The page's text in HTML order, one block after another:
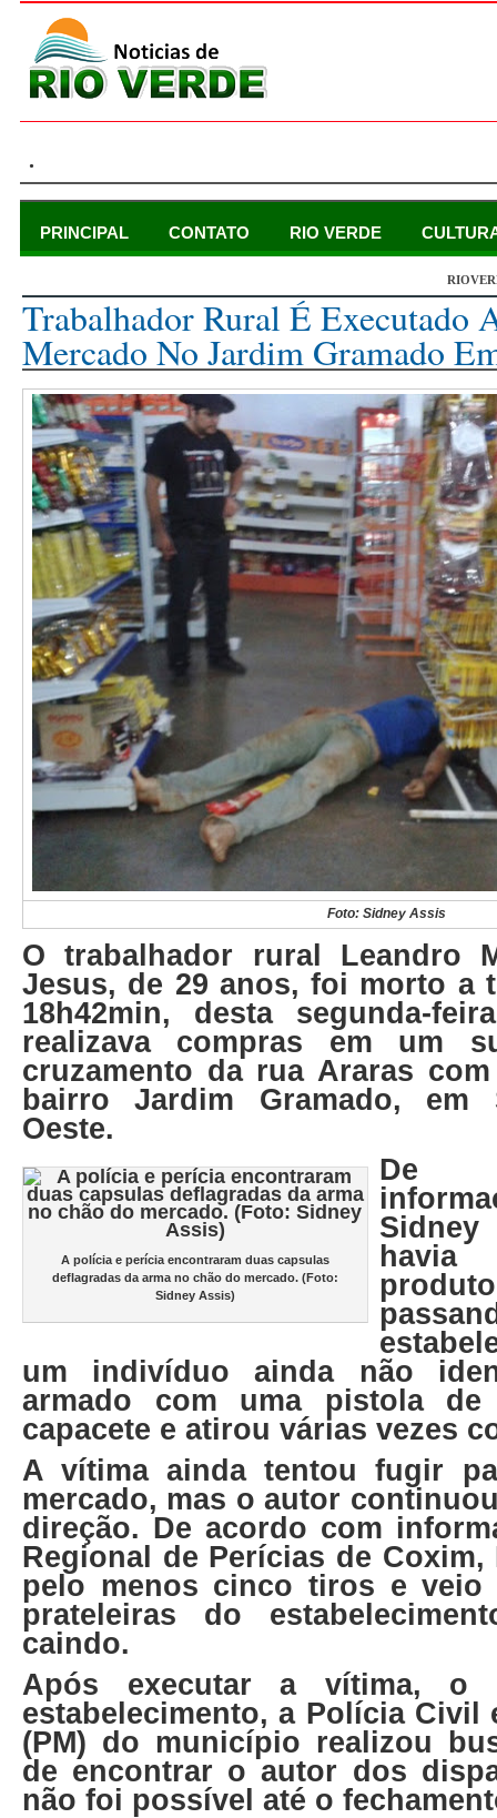
.
PRINCIPAL CONTATO RIO VERDE
Trabalhador Rural É Executado
Mercado No Jardim Gramado
Foto: Sidney Assis
O trabalhador rural Leandro
Jesus, de 29 anos, foi morto a
18h42min, desta segunda-
realizava compras em um
cruzamento da rua Araras
bairro Jardim Gramado, em
Oeste.
A polícia e perícia encontraram duas capsulas
deflagradas da arma no chão do mercado. (Foto:
Sidney Assis)
De
um indivíduo ainda não
armado com uma pistola
capacete e atirou várias vezes
A vítima ainda tentou fugir
mercado, mas o autor
direção. De acordo com
Regional de Perícias de Coxim,
pelo menos cinco tiros e
prateleiras do
caindo.
Após executar a vítima, o
estabelecimento, a Polícia Civil
(PM) do município realizou
de encontrar o autor dos
não foi possível até o